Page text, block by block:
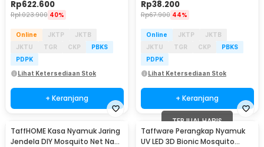
Rp622.600
Rp1.023.900 40%
Online JKTP
JKTB
JKTU
TGR CKP
PBKS
PDPK
Lihat Ketersediaan Stok
+ Keranjang
Rp38.200
Rp67.900 44%
Online JKTP
JKTB
JKTU
TGR CKP
PBKS
PDPK
Lihat Ketersediaan Stok
+ Keranjang
TaffHOME Kasa Nyamuk Jaring
Jendela DIY Mosquito Net Nano
TERJUAL HABIS
Taffware Perangkap Nyamuk
UV LED 3D Bionic Mosquito